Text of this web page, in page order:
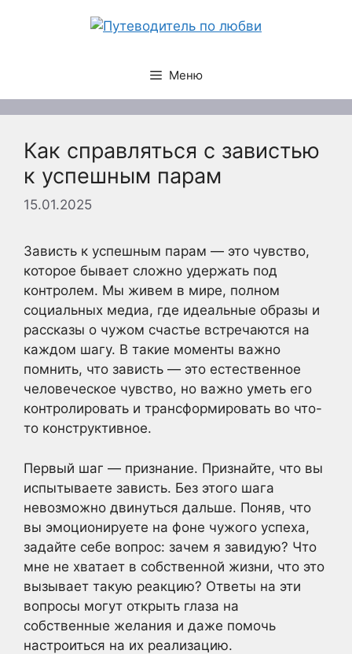
Меню
Как справляться с завистью
к успешным парам
15.01.2025
Зависть к успешным парам — это чувство,
которое бывает сложно удержать под
контролем. Мы живем в мире, полном
социальных медиа, где идеальные образы и
рассказы о чужом счастье встречаются на
каждом шагу. В такие моменты важно
помнить, что зависть — это естественное
человеческое чувство, но важно уметь его
контролировать и трансформировать во что-
то конструктивное.
Первый шаг — признание. Признайте, что вы
испытываете зависть. Без этого шага
невозможно двинуться дальше. Поняв, что
вы эмоционируете на фоне чужого успеха,
задайте себе вопрос: зачем я завидую? Что
мне не хватает в собственной жизни, что это
вызывает такую реакцию? Ответы на эти
вопросы могут открыть глаза на
собственные желания и даже помочь
настроиться на их реализацию.